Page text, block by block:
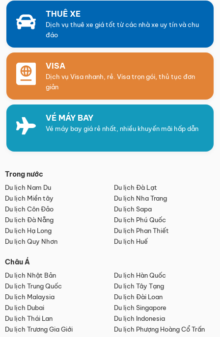
THUÊ XE
Dịch vụ thuê xe giá tốt từ các nhà xe uy tín và chu
đáo
VISA
Dịch vụ Visa nhanh, rẻ. Visa trọn gói, thủ tục đơn
giản
VÉ MÁY BAY
Vé máy bay giá rẻ nhất, nhiều khuyến mãi hấp dẫn
Trong nước
Du lịch Nam Du
Du lịch Đà Lạt
Du lịch Miền tây
Du lịch Nha Trang
Du lịch Côn Đảo
Du lịch Sapa
Du lịch Đà Nẵng
Du lịch Phú Quốc
Du lịch Hạ Long
Du lịch Phan Thiết
Du lịch Quy Nhơn
Du lịch Huế
Châu Á
Du lịch Nhật Bản
Du lịch Hàn Quốc
Du lịch Trung Quốc
Du lịch Tây Tạng
Du lịch Malaysia
Du lịch Đài Loan
Du lịch Dubai
Du lịch Singapore
Du lịch Thái Lan
Du lịch Indonesia
Du lịch Trương Gia Giới
Du lịch Phượng Hoàng Cổ Trấn